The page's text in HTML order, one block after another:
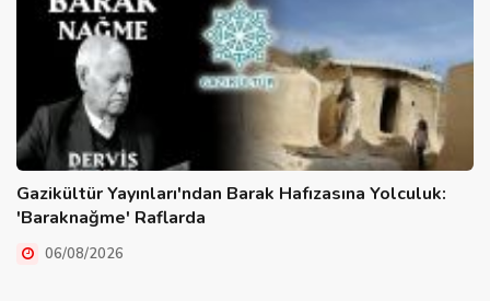
Gazikültür Yayınları'ndan Barak Hafızasına Yolculuk:
'Baraknağme' Raflarda
06/08/2026